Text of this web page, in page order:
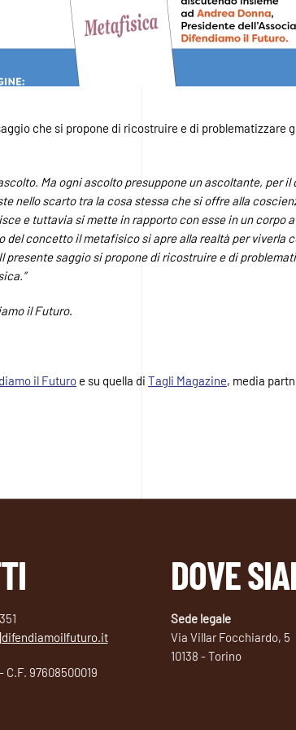
che si propone di ricostruire e di problematizzare
Ma ogni ascolto presuppone un ascoltante, per il
nello scarto tra la cosa stessa che si offre alla
e tuttavia si mette in rapporto con esse in un corpo
concetto il metafisico si apre alla realtà per viverla
saggio si propone di ricostruire e di
il Futuro.
il Futuro e su quella di Tagli Magazine, media
C.F. 97608500019
DOVE
Sede legale
Via Villar Focchiardo, 5
10138 - Torino